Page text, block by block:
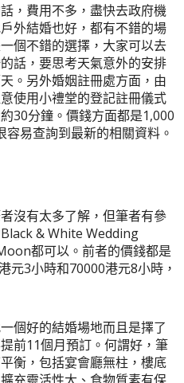
，費用不多，盡快去政府機
外結婚也好，都有不錯的場
個不錯的選擇，大家可以去
話，要思考天氣意外的安排
。另外婚姻註冊處方面，由
使用小禮堂的登記註冊儀式
30分鐘。價錢方面都是1,000
易查詢到最新的相關資料。
沒有太多了解，但筆者有參
& White Wedding
都可以。前者的價錢都是
元3小時和70000港元8小時，
個好的結婚場地而且是擇了
前11個月預訂 。何謂好，筆
衡，包括宴會廳無柱，樓底